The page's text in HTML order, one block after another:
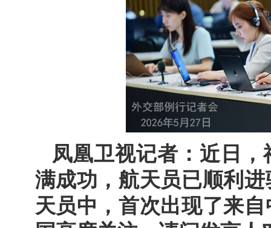
凤凰卫视记者：近日
满成功，航天员已顺利
天员中，首次出现了来